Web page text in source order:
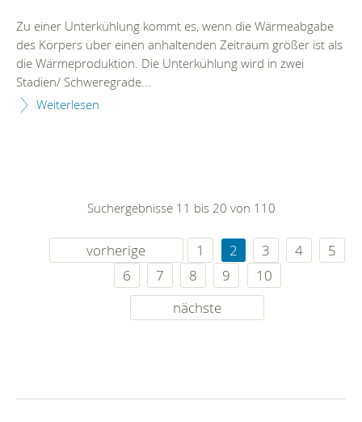
Zu einer Unterkühlung kommt es, wenn die Wärmeabgabe
des Körpers über einen anhaltenden Zeitraum größer ist als
die Wärmeproduktion. Die Unterkühlung wird in zwei
Stadien/ Schweregrade...
Weiterlesen
Suchergebnisse 11 bis 20 von 110
vorherige 1 2 3 4
5
6
7 8 9
10
nächste